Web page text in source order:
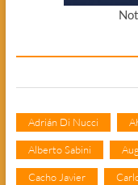
Adrián Di Nucci
Alberto Sabini
Cacho Javier